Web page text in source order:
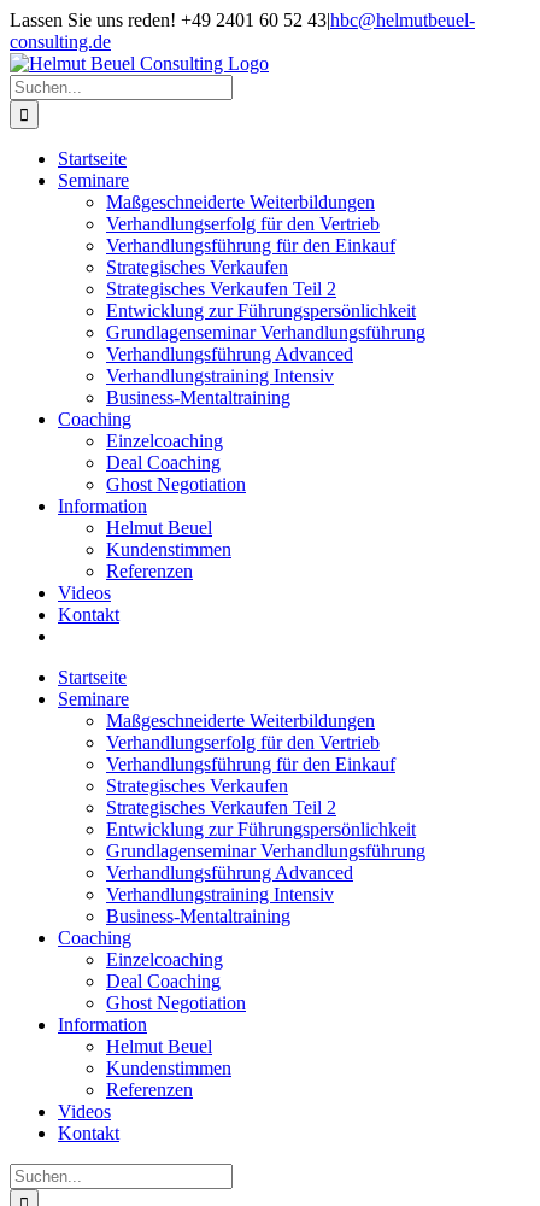
Zum
Inhalt
springen
Lassen Sie uns reden! +49 2401 60 52 43|hbc@helmutbeuel-
consulting.de
Suche
nach:
Startseite
Seminare
Maßgeschneiderte Weiterbildungen
Verhandlungserfolg für den Vertrieb
Verhandlungsführung für den Einkauf
Strategisches Verkaufen
Strategisches Verkaufen Teil 2
Entwicklung zur Führungspersönlichkeit
Grundlagenseminar Verhandlungsführung
Verhandlungsführung Advanced
Verhandlungstraining Intensiv
Business-Mentaltraining
Coaching
Einzelcoaching
Deal Coaching
Ghost Negotiation
Information
Helmut Beuel
Kundenstimmen
Referenzen
Videos
Kontakt
Startseite
Seminare
Maßgeschneiderte Weiterbildungen
Verhandlungserfolg für den Vertrieb
Verhandlungsführung für den Einkauf
Strategisches Verkaufen
Strategisches Verkaufen Teil 2
Entwicklung zur Führungspersönlichkeit
Grundlagenseminar Verhandlungsführung
Verhandlungsführung Advanced
Verhandlungstraining Intensiv
Business-Mentaltraining
Coaching
Einzelcoaching
Deal Coaching
Ghost Negotiation
Information
Helmut Beuel
Kundenstimmen
Referenzen
Videos
Kontakt
Suche
nach: